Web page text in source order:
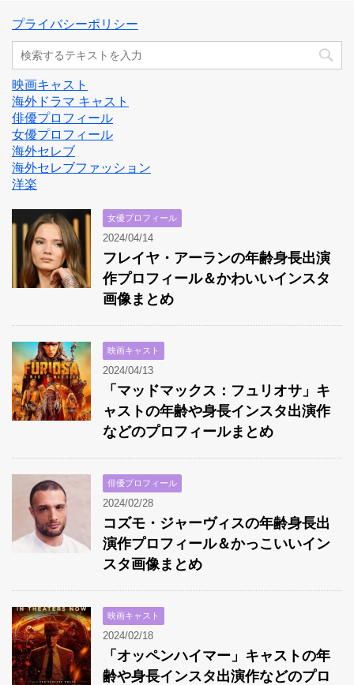
プライバシーポリシー
映画キャスト
海外ドラマ キャスト
俳優プロフィール
女優プロフィール
海外セレブ
海外セレブファッション
洋楽
女優プロフィール
2024/04/14
フレイヤ・アーランの年齢身長出演
作プロフィール＆かわいいインスタ
画像まとめ
映画キャスト
2024/04/13
「マッドマックス：フュリオサ」キ
ャストの年齢や身長インスタ出演作
などのプロフィールまとめ
俳優プロフィール
2024/02/28
コズモ・ジャーヴィスの年齢身長出
演作プロフィール＆かっこいいイン
スタ画像まとめ
映画キャスト
2024/02/18
「オッペンハイマー」キャストの年
齢や身長インスタ出演作などのプロ